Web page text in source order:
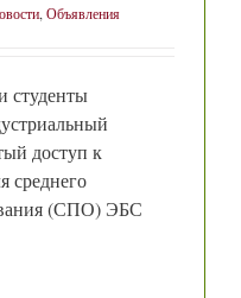
, Объявления
студенты
доступ к
среднего
(СПО) ЭБС